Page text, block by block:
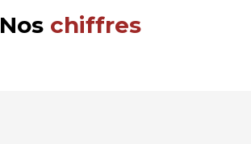
Nos chiffres